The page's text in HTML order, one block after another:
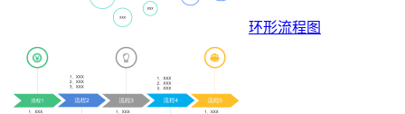
环形流程图